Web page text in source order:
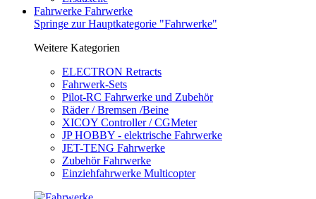
Fahrwerke Fahrwerke
Springe zur Hauptkategorie "Fahrwerke"
Weitere Kategorien
ELECTRON Retracts
Fahrwerk-Sets
Pilot-RC Fahrwerke und Zubehör
Räder / Bremsen /Beine
XICOY Controller / CGMeter
JP HOBBY - elektrische Fahrwerke
JET-TENG Fahrwerke
Zubehör Fahrwerke
Einziehfahrwerke Multicopter